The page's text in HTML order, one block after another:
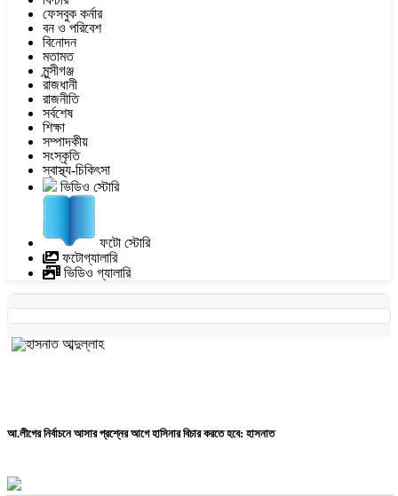
ফেসবুক কর্নার
বন ও পরিবেশ
বিনোদন
মতামত
মুন্সীগঞ্জ
রাজধানী
রাজনীতি
সর্বশেষ
শিক্ষা
সম্পাদকীয়
সংস্কৃতি
স্বাস্থ্য-চিকিৎসা
ভিডিও স্টোরি
ফটো স্টোরি
ফটোগ্যালারি
ভিডিও গ্যালারি
আ.লীগের নির্বাচনে আসার প্রশ্নের আগে হাসিনার বিচার করতে হবে: হাসনাত